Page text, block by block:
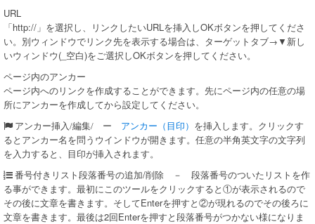
URL
「http://」を選択し、リンクしたいURLを挿入しOKボタンを押してくださ
い。別ウィンドウでリンク先を表示する場合は、ターゲットタブ→▼新し
いウィンドウ(_空白)をご選択しOKボタンを押してください。
ページ内のアンカー
ページ内へのリンクを作成することができます。先にページ内の任意の場
所にアンカーを作成してから設定してください。
アンカー挿入/編集/ ー アンカー（目印） を挿入します。クリックす
るとアンカー名を問うウインドウが開きます。任意の半角英文字の文字列
を入力すると、目印が挿入されます。
番号付きリスト 段落番号の追加/削除 － 段落番号のついたリストを作
る事ができます。最初にこのツールをクリックすると①が表示されるので
その後に文章を書きます。そしてEnterを押すと②が現れるのでその後ろに
文章を書きます。最後は2回Enterを押すと段落番号がつかない様になりま